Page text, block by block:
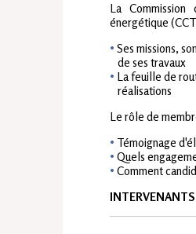
La
énergétique
Ses missions,
de ses travaux
La feuille de
réalisations
Le rôle de
Témoignage
Quels
Comment
INTERVENANTS